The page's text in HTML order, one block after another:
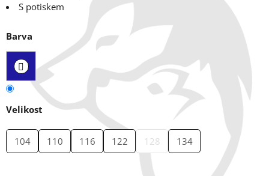
S potiskem
Barva
Velikost
104 110 116 122 128 134